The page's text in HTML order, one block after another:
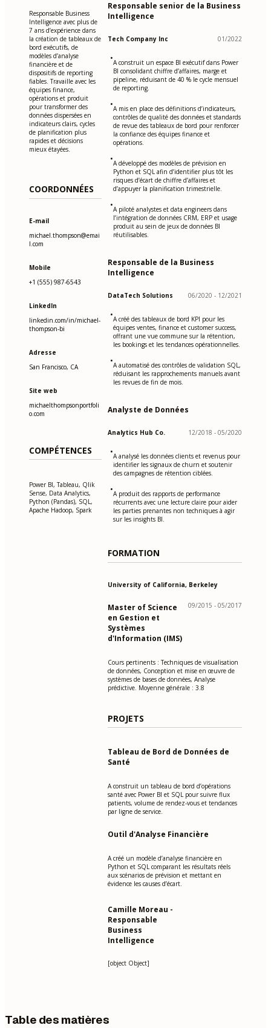
Responsable Business
Intelligence avec plus de
7 ans d’expérience dans
la création de tableaux de
bord exécutifs, de
modèles d’analyse
financière et de
dispositifs de reporting
fiables. Travaille avec les
équipes finance,
opérations et produit
pour transformer des
données dispersées en
indicateurs clairs, cycles
de planification plus
rapides et décisions
mieux étayées.
COORDONNÉES
E-mail
michael.thompson@emai
l.com
Mobile
+1 (555) 987-6543
LinkedIn
linkedin.com/in/michael-
thompson-bi
Adresse
San Francisco, CA
Site web
michaelthompsonportfoli
o.com
COMPÉTENCES
Power BI, Tableau, Qlik
Sense, Data Analytics,
Python (Pandas), SQL,
Apache Hadoop, Spark
Responsable senior de la Business
Intelligence
Tech Company Inc 01/2022
•A construit un espace BI exécutif dans Power
BI consolidant chiffre d’affaires, marge et
pipeline, réduisant de 40 % le cycle mensuel
de reporting.
•A mis en place des définitions d’indicateurs,
contrôles de qualité des données et standards
de revue des tableaux de bord pour renforcer
la confiance des équipes finance et
opérations.
•A développé des modèles de prévision en
Python et SQL afin d’identifier plus tôt les
risques d’écart de chiffre d’affaires et
d’appuyer la planification trimestrielle.
•A piloté analystes et data engineers dans
l’intégration de données CRM, ERP et usage
produit au sein de jeux de données BI
réutilisables.
Responsable de la Business
Intelligence
DataTech Solutions 06/2020 - 12/2021
•A créé des tableaux de bord KPI pour les
équipes ventes, finance et customer success,
offrant une vue commune sur la rétention,
les bookings et les tendances opérationnelles.
•A automatisé des contrôles de validation SQL,
réduisant les rapprochements manuels avant
les revues de fin de mois.
Analyste de Données
Analytics Hub Co. 12/2018 - 05/2020
•A analysé les données clients et revenus pour
identifier les signaux de churn et soutenir
des campagnes de rétention ciblées.
•A produit des rapports de performance
récurrents avec une lecture claire pour aider
les parties prenantes non techniques à agir
sur les insights BI.
FORMATION
University of California, Berkeley
Master of Science
en Gestion et
Systèmes
d'Information (IMS)
09/2015 - 05/2017
Cours pertinents : Techniques de visualisation
de données, Conception et mise en œuvre de
systèmes de bases de données, Analyse
prédictive. Moyenne générale : 3.8
PROJETS
Tableau de Bord de Données de
Santé
A construit un tableau de bord d’opérations
santé avec Power BI et SQL pour suivre flux
patients, volume de rendez-vous et tendances
par ligne de service.
Outil d'Analyse Financière
A créé un modèle d’analyse financière en
Python et SQL comparant les résultats réels
aux scénarios de prévision et mettant en
évidence les causes d’écart.
Camille Moreau -
Responsable
Business
Intelligence
[object Object]
Table des matières